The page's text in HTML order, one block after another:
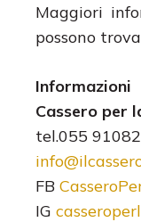
Maggiori
possono
Informazioni
Cassero per
tel.055
FB
IG